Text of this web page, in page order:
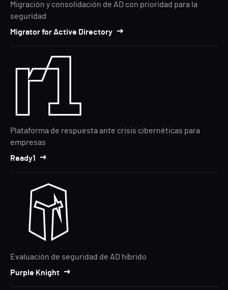
Migración y consolidación de AD con prioridad para la
seguridad
Migrator for Active Directory
Plataforma de respuesta ante crisis cibernéticas para
empresas
Ready1
Evaluación de seguridad de AD híbrido
Purple Knight